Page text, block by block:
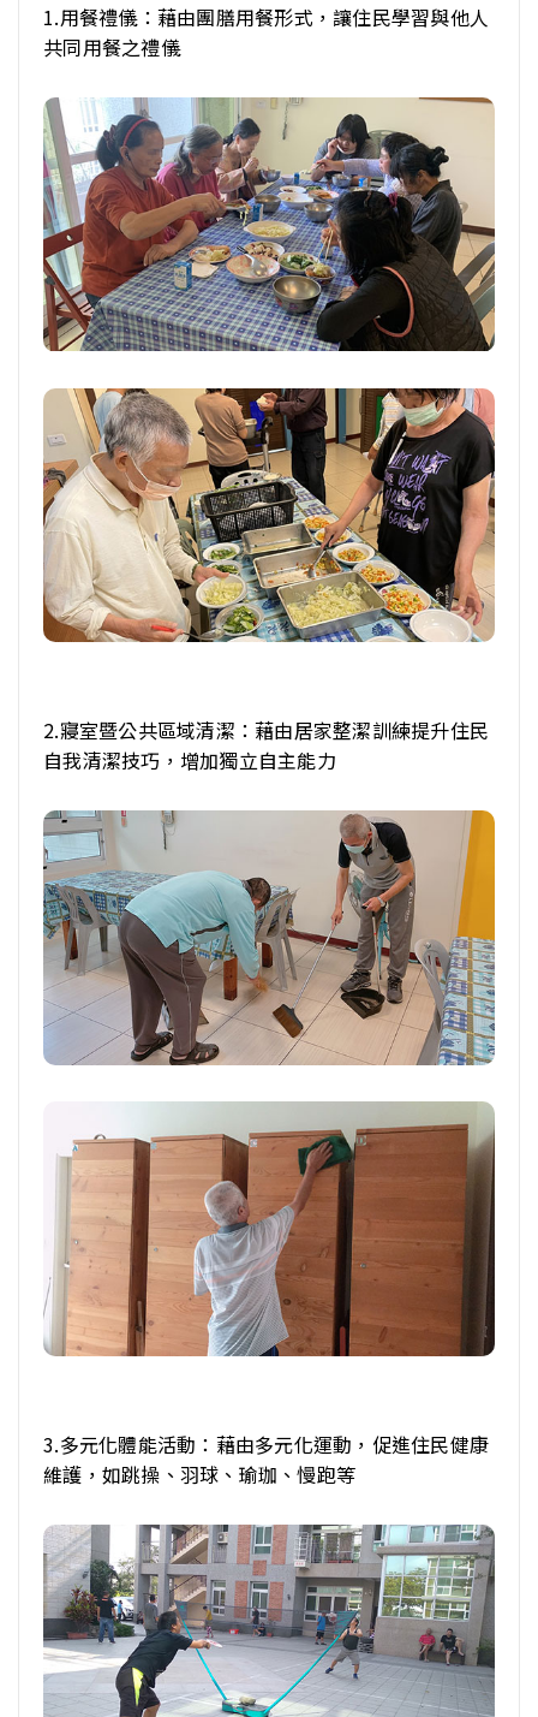
1.用餐禮儀：藉由團膳用餐形式，讓住民學習與他人
共同用餐之禮儀
2.寢室暨公共區域清潔：藉由居家整潔訓練提升住民
自我清潔技巧，增加獨立自主能力
3.多元化體能活動：藉由多元化運動，促進住民健康
維護，如跳操、羽球、瑜珈、慢跑等